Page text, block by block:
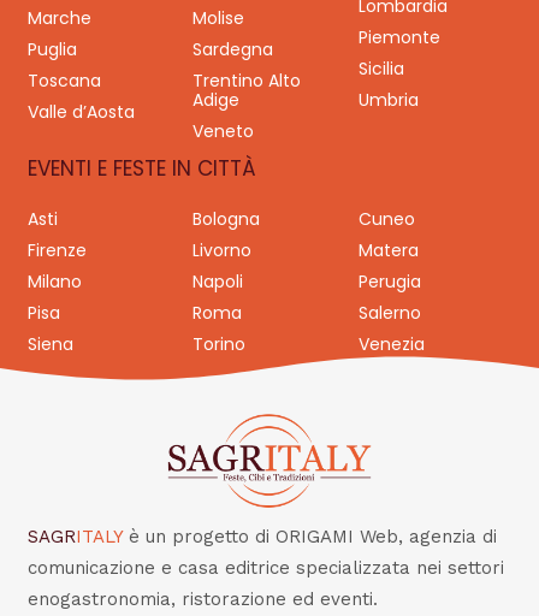
Lombardia
Marche
Molise
Piemonte
Puglia
Sardegna
Sicilia
Toscana
Trentino Alto
Adige
Umbria
Valle d’Aosta
Veneto
EVENTI E FESTE IN CITTÀ
Asti Bologna
Cuneo
Firenze
Livorno
Matera
Milano
Napoli
Perugia
Pisa
Roma
Salerno
Siena
Torino Venezia
SAGRITALY è un progetto di ORIGAMI Web, agenzia di
comunicazione e casa editrice specializzata nei settori
enogastronomia, ristorazione ed eventi.